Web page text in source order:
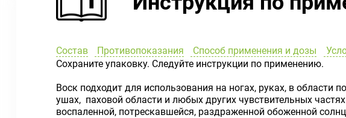
Состав Противопоказания Способ применения и дозы
Сохраните упаковку. Следуйте инструкции по применению.
Воск подходит для использования на ногах, руках, в области
ушах, паховой области и любых других чувствительных
воспаленной, потрескавшейся, раздраженной обоженной